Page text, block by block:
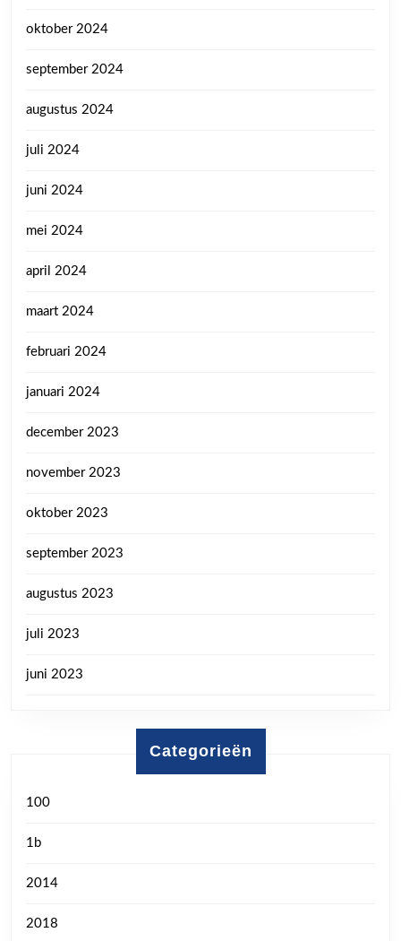
oktober 2024
september 2024
augustus 2024
juli 2024
juni 2024
mei 2024
april 2024
maart 2024
februari 2024
januari 2024
december 2023
november 2023
oktober 2023
september 2023
augustus 2023
juli 2023
juni 2023
Categorieën
100
1b
2014
2018